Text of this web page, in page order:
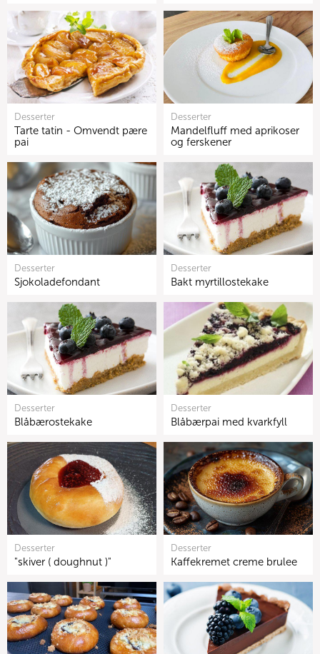
Desserter
Tarte tatin - Omvendt pære
pai
Desserter
Mandelfluff med aprikoser
og ferskener
Desserter
Sjokoladefondant
Desserter
Bakt myrtillostekake
Desserter
Blåbærostekake
Desserter
Blåbærpai med kvarkfyll
Desserter
"skiver ( doughnut )"
Desserter
Kaffekremet creme brulee